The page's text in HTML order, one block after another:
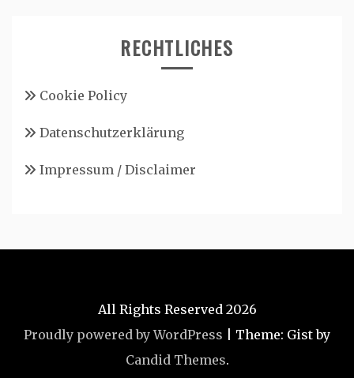
RECHTLICHES
Cookie Policy
Datenschutzerklärung
Impressum / Disclaimer
All Rights Reserved 2026
Proudly powered by WordPress
Theme: Gist by
Candid Themes.